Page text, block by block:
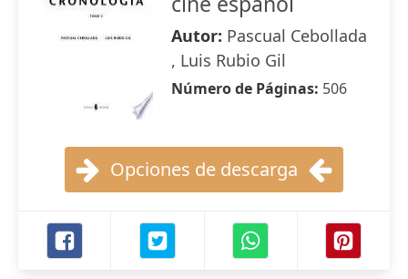
Autor: Pascual Cebollada
, Luis Rubio Gil
Número de Páginas: 506
Opciones de descarga